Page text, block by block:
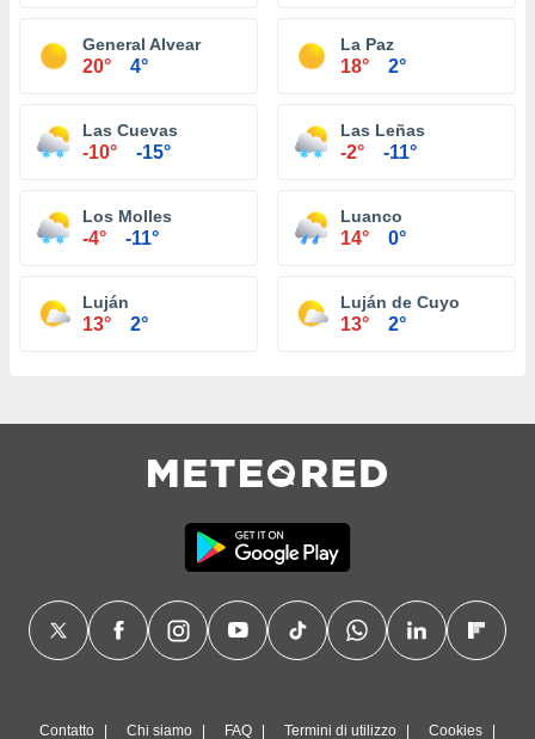
General Alvear
20° 4°
La Paz
18° 2°
Las Cuevas
-10° -15°
Las Leñas
-2° -11°
Los Molles
-4° -11°
Luanco
14° 0°
Luján
13° 2°
Luján de Cuyo
13° 2°
Contatto Chi siamo FAQ Termini di utilizzo Cookies